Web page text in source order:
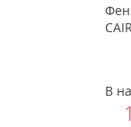
Фен
В